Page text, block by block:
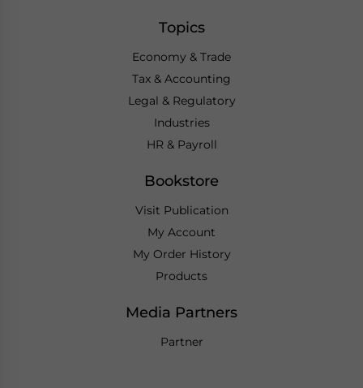
Topics
Economy & Trade
Tax & Accounting
Legal & Regulatory
Industries
HR & Payroll
Bookstore
Visit Publication
My Account
My Order History
Products
Media Partners
Partner